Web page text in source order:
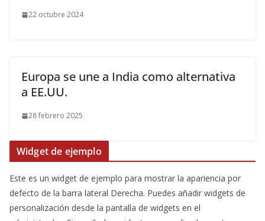
22 octubre 2024
Europa se une a India como alternativa
a EE.UU.
28 febrero 2025
Widget de ejemplo
Este es un widget de ejemplo para mostrar la apariencia por
defecto de la barra lateral Derecha. Puedes añadir widgets de
personalización desde la pantalla de widgets en el